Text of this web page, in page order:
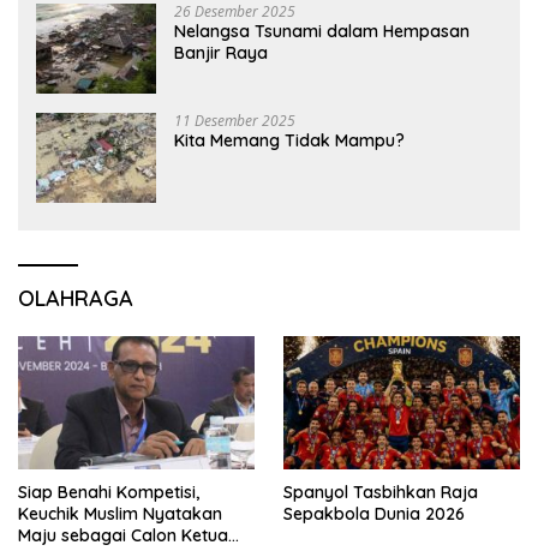
26 Desember 2025
Nelangsa Tsunami dalam Hempasan
Banjir Raya
11 Desember 2025
Kita Memang Tidak Mampu?
OLAHRAGA
Siap Benahi Kompetisi,
Keuchik Muslim Nyatakan
Maju sebagai Calon Ketua
Spanyol Tasbihkan Raja
Sepakbola Dunia 2026